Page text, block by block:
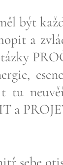
být
a
tu
a